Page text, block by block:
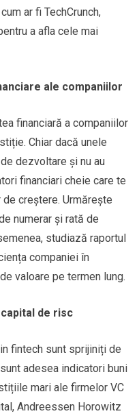
ar fi TechCrunch,
a afla cele mai
ale companiilor
financiară a companiilor
Chiar dacă unele
dezvoltare și nu au
financiari cheie care te
creștere. Urmărește
numerar și rată de
studiază raportul
companiei în
valoare pe termen lung.
de risc
fintech sunt sprijiniți de
adesea indicatori buni
mari ale firmelor VC
Andreessen Horowitz